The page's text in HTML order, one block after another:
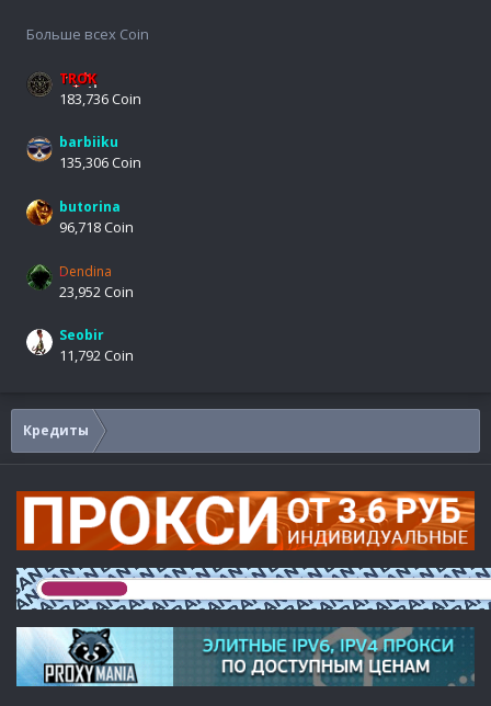
Больше всех Coin
TROK
183,736 Coin
barbiiku
135,306 Coin
butorina
96,718 Coin
Dendina
23,952 Coin
Seobir
11,792 Coin
Кредиты